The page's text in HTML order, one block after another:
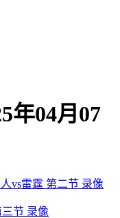
年04月07
vs雷霆 第二节 录像
节 录像